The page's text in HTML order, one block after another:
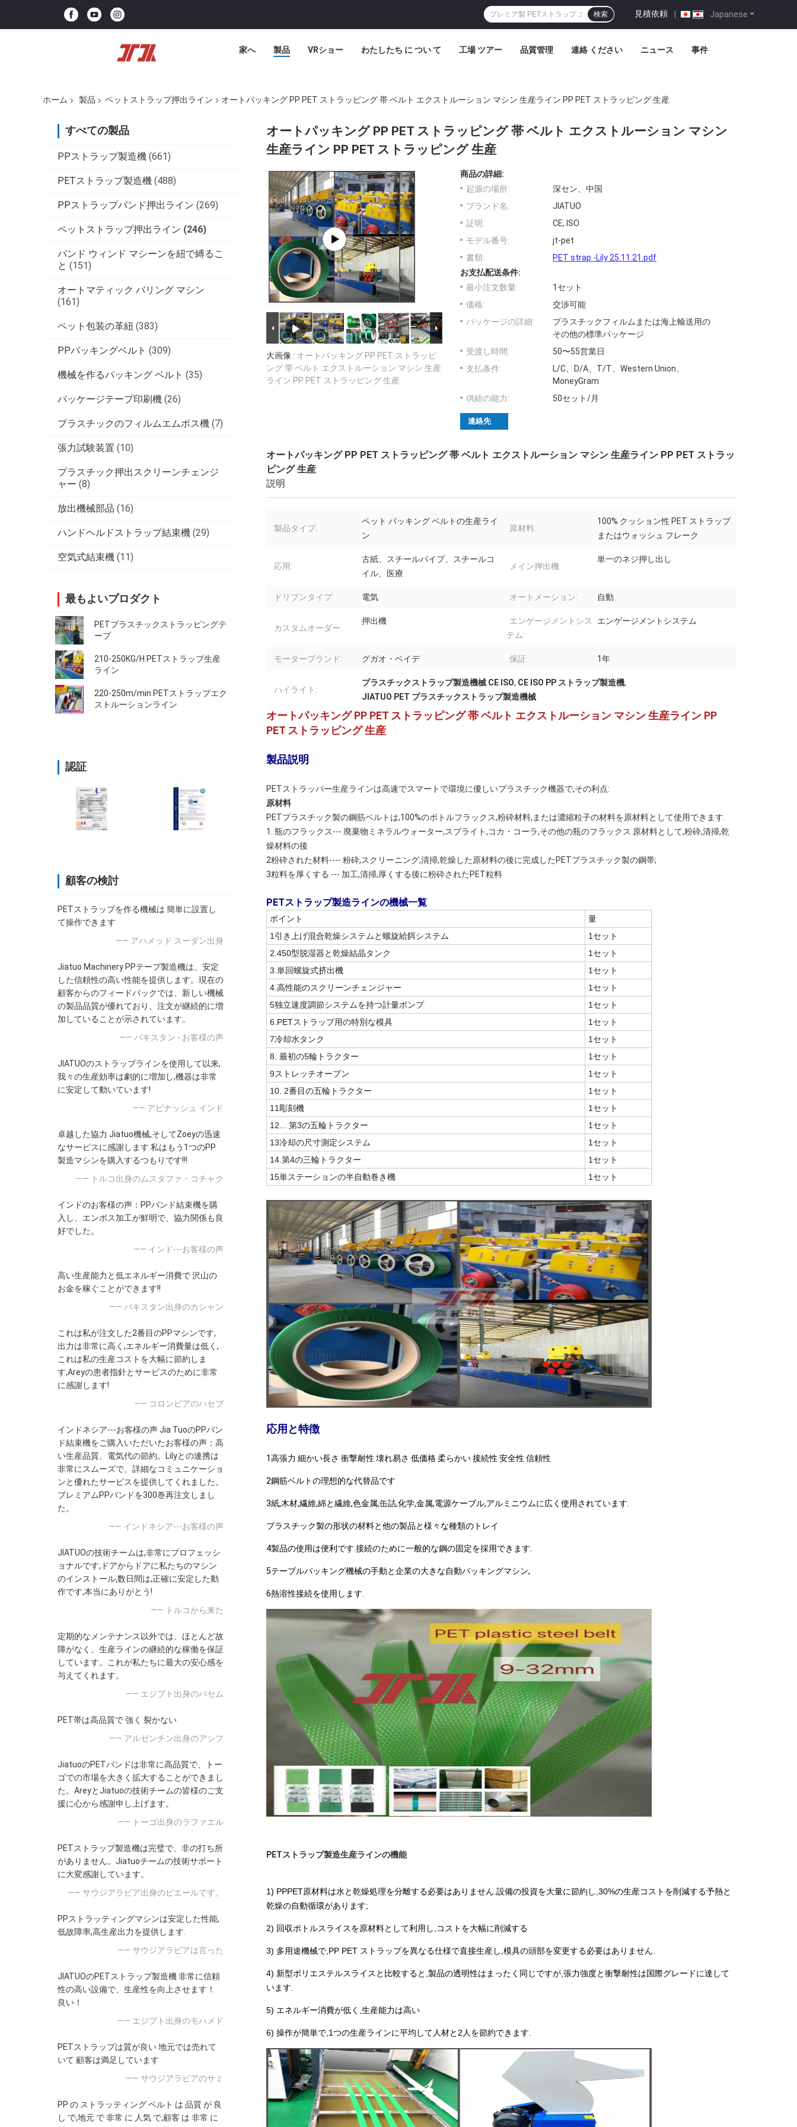
Japanese
見積依頼 |
検索
家へ 製品 VRショー わたしたち に つい て 工場 ツアー 品質管理 連絡 ください ニュース 事件
ホーム 製品 ペットストラップ押出ライン オートパッキング PP PET ストラッピング 帯 ベルト エクストルーション マシン 生産ライン PP PET ストラッピング 生産
すべての製品
PPストラップ製造機 (661)
PETストラップ製造機 (488)
PPストラップバンド押出ライン (269)
ペットストラップ押出ライン (246)
バンド ウィンド マシーンを紐で縛るこ
と (151)
オートマティック バリング マシン
(161)
ペット包装の革紐 (383)
PPパッキングベルト (309)
機械を作るパッキング ベルト (35)
パッケージテープ印刷機 (26)
プラスチックのフィルムエムボス機 (7)
張力試験装置 (10)
プラスチック押出スクリーンチェンジ
ャー (8)
放出機械部品 (16)
ハンドヘルドストラップ結束機 (29)
空気式結束機 (11)
最もよいプロダクト
PETプラスチックストラッピングテ
ープ
210-250KG/H PETストラップ生産
ライン
220-250m/min PETストラップエク
ストルーションライン
認証
顧客の検討
PETストラップを作る機械は 簡単に設置し
て操作できます
—— アハメッド スーダン出身
Jiatuo Machinery PPテープ製造機は、安定
した信頼性の高い性能を提供します。現在の
顧客からのフィードバックでは、新しい機械
の製品品質が優れており、注文が継続的に増
加していることが示されています。
—— パキスタン - お客様の声
JIATUOのストラップラインを使用して以来,
我々の生産効率は劇的に増加し,機器は非常
に安定して動いています!
—— アビナッシュ インド
卓越した協力 Jiatuo機械,そしてZoeyの迅速
なサービスに感謝します.私はもう1つのPP
製造マシンを購入するつもりです!!!
—— トルコ出身のムスタファ・コチャク
インドのお客様の声：PPバンド結束機を購
入し、エンボス加工が鮮明で、協力関係も良
好でした。
—— インド---お客様の声
高い生産能力と低エネルギー消費で 沢山の
お金を稼ぐことができます!!
—— パキスタン出身のカシャン
これは私が注文した2番目のPPマシンです,
出力は非常に高く,エネルギー消費量は低く,
これは私の生産コストを大幅に節約しま
す,Areyの患者指針とサービスのために非常
に感謝します!
—— コロンビアのハセブ
インドネシア---お客様の声 Jia TuoのPPバン
ド結束機をご購入いただいたお客様の声：高
い生産品質、電気代の節約。Lilyとの連携は
非常にスムーズで、詳細なコミュニケーショ
ンと優れたサービスを提供してくれました。
プレミアムPPバンドを300巻再注文しまし
た。
—— インドネシア---お客様の声
JIATUOの技術チームは,非常にプロフェッシ
ョナルです,ドアからドアに私たちのマシン
のインストール,数日間は,正確に安定した動
作です,本当にありがとう!
—— トルコから来た
定期的なメンテナンス以外では、ほとんど故
障がなく、生産ラインの継続的な稼働を保証
しています。これが私たちに最大の安心感を
与えてくれます。
—— エジプト出身のバセム
PET帯は高品質で 強く 裂かない
—— アルゼンチン出身のアシフ
JiatuoのPETバンドは非常に高品質で、トー
ゴでの市場を大きく拡大することができまし
た。AreyとJiatuoの技術チームの皆様のご支
援に心から感謝申し上げます。
—— トーゴ出身のラファエル
PETストラップ製造機は完璧で、非の打ち所
がありません。Jiatuoチームの技術サポート
に大変感謝しています。
—— サウジアラビア出身のピエールです。
PPストラッティングマシンは安定した性能,
低故障率,高生産出力を提供します.
—— サウジアラビアは言った
JIATUOのPETストラップ製造機 非常に信頼
性の高い設備で、生産性を向上させます！
良い！
—— エジプト出身のモハメド
PETストラップは質が良い 地元では売れて
いて 顧客は満足しています
—— サウジアラビアのサミ
PP の ストラッティング ベルト は 品質 が 良
し で,地元 で 非常 に 人気 で,顧客 は 非常 に
オートパッキング PP PET ストラッピング 帯 ベルト エクストルーション マシン
生産ライン PP PET ストラッピング 生産
大画像 : オートパッキング PP PET ストラッピ
ング 帯 ベルト エクストルーション マシン 生産
ライン PP PET ストラッピング 生産
商品の詳細:
起源の場所:
深セン、中国
ブランド名:
JIATUO
証明:
CE, ISO
モデル番号:
jt-pet
書類:
PET strap -Lily 25.11.21.pdf
お支払配送条件:
最小注文数量:
1セット
価格:
交渉可能
パッケージの詳細:
プラスチックフィルムまたは海上輸送用の
その他の標準パッケージ
受渡し時間:
50〜55営業日
支払条件:
L/C、D/A、T/T、Western Union、
MoneyGram
供給の能力:
50セット/月
連絡先
オートパッキング PP PET ストラッピング 帯 ベルト エクストルーション マシン 生産ライン PP PET ストラッ
ピング 生産
説明
製品タイプ:
ペット パッキング ベルトの生産ライ
ン
原材料:
100% クッション性 PET ストラップ
またはウォッシュ フレーク
応用:
古紙、スチールパイプ、スチールコ
イル、医療
メイン押出機:
単一のネジ押し出し
ドリブンタイプ: 電気 オートメーション: 自動
カスタムオーダー:
押出機
エンゲージメントシス
テム:
エンゲージメントシステム
モーターブランド: グガオ・ベイデ 保証: 1年
ハイライト:
プラスチックストラップ製造機械 CE ISO, CE ISO PP ストラップ製造機,
JIATUO PET プラスチックストラップ製造機械
オートパッキング PP PET ストラッピング 帯 ベルト エクストルーション マシン 生産ライン PP
PET ストラッピング 生産
製品説明
PETストラッパー生産ラインは高速でスマートで環境に優しいプラスチック機器で,その利点:
原材料
PETプラスチック製の鋼筋ベルトは,100%のボトルフラックス,粉砕材料,または濃縮粒子の材料を原材料として使用できます.
1. 瓶のフラックス--- 廃棄物ミネラルウォーター,スプライト,コカ・コーラ,その他の瓶のフラックス 原材料として,粉砕,清掃,乾
燥材料の後
2粉砕された材料---- 粉砕,スクリーニング,清掃,乾燥した原材料の後に完成したPETプラスチック製の鋼帯;
3粒料を厚くする --- 加工,清掃,厚くする後に粉砕されたPET粒料
PETストラップ製造ラインの機械一覧
ポイント
量
1引き上げ混合乾燥システムと螺旋給餌システム
1セット
2.450型脱湿器と乾燥結晶タンク
1セット
3.単回螺旋式挤出機
1セット
4.高性能のスクリーンチェンジャー
1セット
5独立速度調節システムを持つ計量ポンプ
1セット
6.PETストラップ用の特別な模具
1セット
7冷却水タンク
1セット
8. 最初の5輪トラクター
1セット
9ストレッチオーブン
1セット
10. 2番目の五輪トラクター
1セット
11彫刻機
1セット
12... 第3の五輪トラクター
1セット
13冷却の尺寸測定システム
1セット
14.第4の三輪トラクター
1セット
15単ステーションの半自動巻き機
1セット
応用と特徴
1高張力 細かい長さ 衝撃耐性 壊れ易さ 低価格 柔らかい 接続性 安全性 信頼性
2鋼筋ベルトの理想的な代替品です
3紙,木材,繊維,綿と繊維,色金属,缶詰,化学,金属,電源ケーブル,アルミニウムに広く使用されています.
プラスチック製の形状の材料と他の製品と様々な種類のトレイ
4製品の使用は便利です.接続のために一般的な鋼の固定を採用できます.
5テーブルパッキング機械の手動と企業の大きな自動パッキングマシン,
6熱溶性接続を使用します.
PETストラップ製造生産ラインの機能
1) PPPET原材料は水と乾燥処理を分離する必要はありません.設備の投資を大量に節約し,30%の生産コストを削減する予熱と
乾燥の自動循環があります;
2) 回収ボトルスライスを原材料として利用し,コストを大幅に削減する
3) 多用途機械で,PP PET ストラップを異なる仕様で直接生産し,模具の頭部を変更する必要はありません.
4) 新型ポリエステルスライスと比較すると,製品の透明性はまったく同じですが,張力強度と衝撃耐性は国際グレードに達して
います.
5) エネルギー消費が低く,生産能力は高い
6) 操作が簡単で,1つの生産ラインに平均して人材と2人を節約できます.